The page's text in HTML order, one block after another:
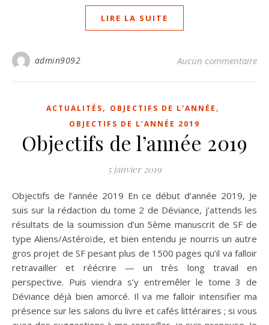
LIRE LA SUITE
admin9092 Aucun commentaire
ACTUALITÉS, OBJECTIFS DE L'ANNÉE ,
OBJECTIFS DE L'ANNÉE 2019
Objectifs de l’année 2019
5 janvier 2019
Objectifs de l’année 2019 En ce début d’année 2019, Je
suis sur la rédaction du tome 2 de Déviance, j’attends les
résultats de la soumission d’un 5ème manuscrit de SF de
type Aliens/Astéroïde, et bien entendu je nourris un autre
gros projet de SF pesant plus de 1500 pages qu’il va falloir
retravailler et réécrire — un très long travail en
perspective. Puis viendra s’y entremêler le tome 3 de
Déviance déjà bien amorcé. Il va me falloir intensifier ma
présence sur les salons du livre et cafés littéraires ; si vous